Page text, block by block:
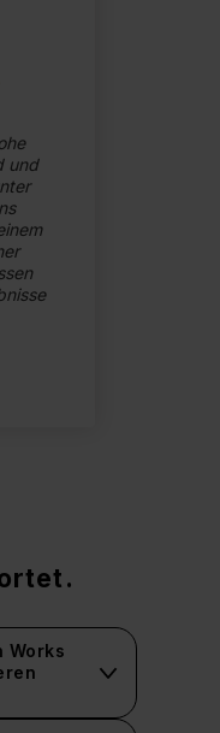
und
Works